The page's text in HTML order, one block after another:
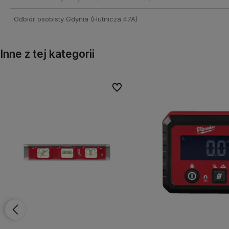
Odbiór osobisty Gdynia (Hutnicza 47A)
Inne z tej kategorii
Do ulubionych
Do ulubionych